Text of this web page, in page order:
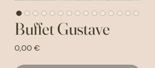
Buffet Gustave
0,00 €Prix